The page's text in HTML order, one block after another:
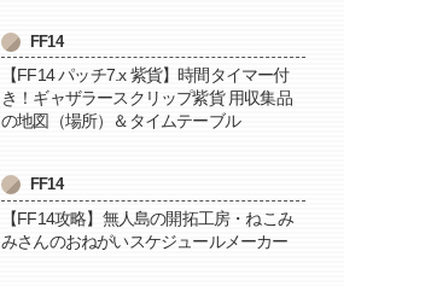
FF14
【FF14 パッチ7.x 紫貨】時間タイマー付
き！ギャザラースクリップ紫貨 用収集品
の地図（場所）＆タイムテーブル
FF14
【FF14攻略】無人島の開拓工房・ねこみ
みさんのおねがいスケジュールメーカー